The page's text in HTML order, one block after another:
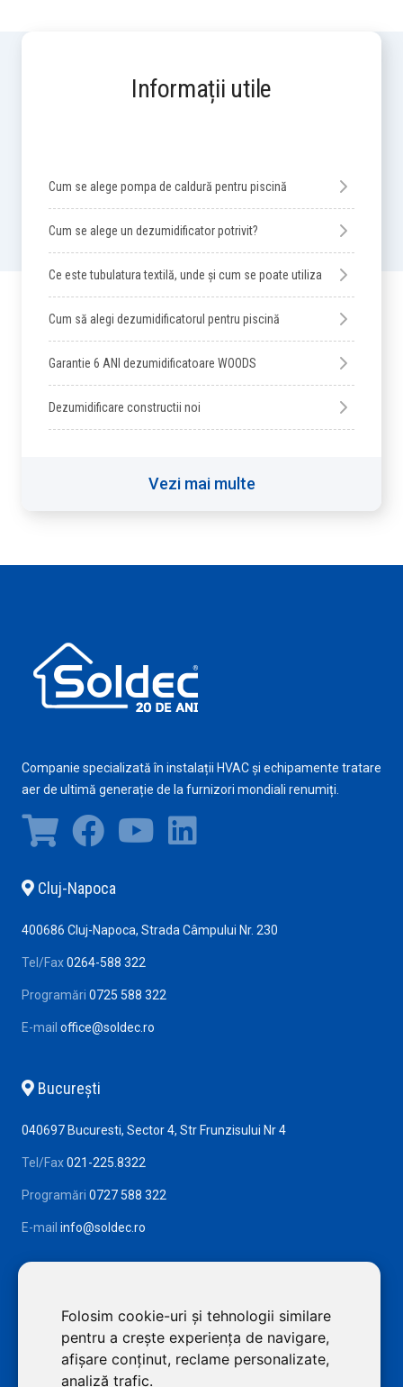
Folosim cookie-uri și tehnologii similare
pentru a crește experiența de navigare,
afișare conținut, reclame personalizate,
analiză trafic.
Informații utile
Cum se alege pompa de caldură pentru piscină
Cum se alege un dezumidificator potrivit?
Ce este tubulatura textilă, unde și cum se poate utiliza
Cum să alegi dezumidificatorul pentru piscină
Garantie 6 ANI dezumidificatoare WOODS
Dezumidificare constructii noi
Vezi mai multe
Companie specializată în instalații HVAC și echipamente tratare
aer de ultimă generație de la furnizori mondiali renumiți.
Cluj-Napoca
400686 Cluj-Napoca, Strada Câmpului Nr. 230
Tel/Fax0264-588 322
Programări 0725 588 322
E-mail office@soldec.ro
Bucureşti
040697 Bucuresti, Sector 4, Str Frunzisului Nr 4
Tel/Fax021-225.8322
Programări 0727 588 322
E-mail info@soldec.ro